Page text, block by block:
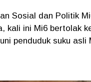
Sosial dan Politik
kali ini Mi6 bertolak
penduduk suku